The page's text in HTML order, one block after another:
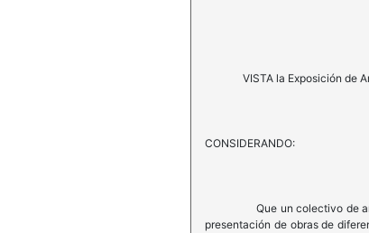
VISTA la Exposición de Arte
CONSIDERANDO:
Que un colectivo de artistas
presentación de obras de